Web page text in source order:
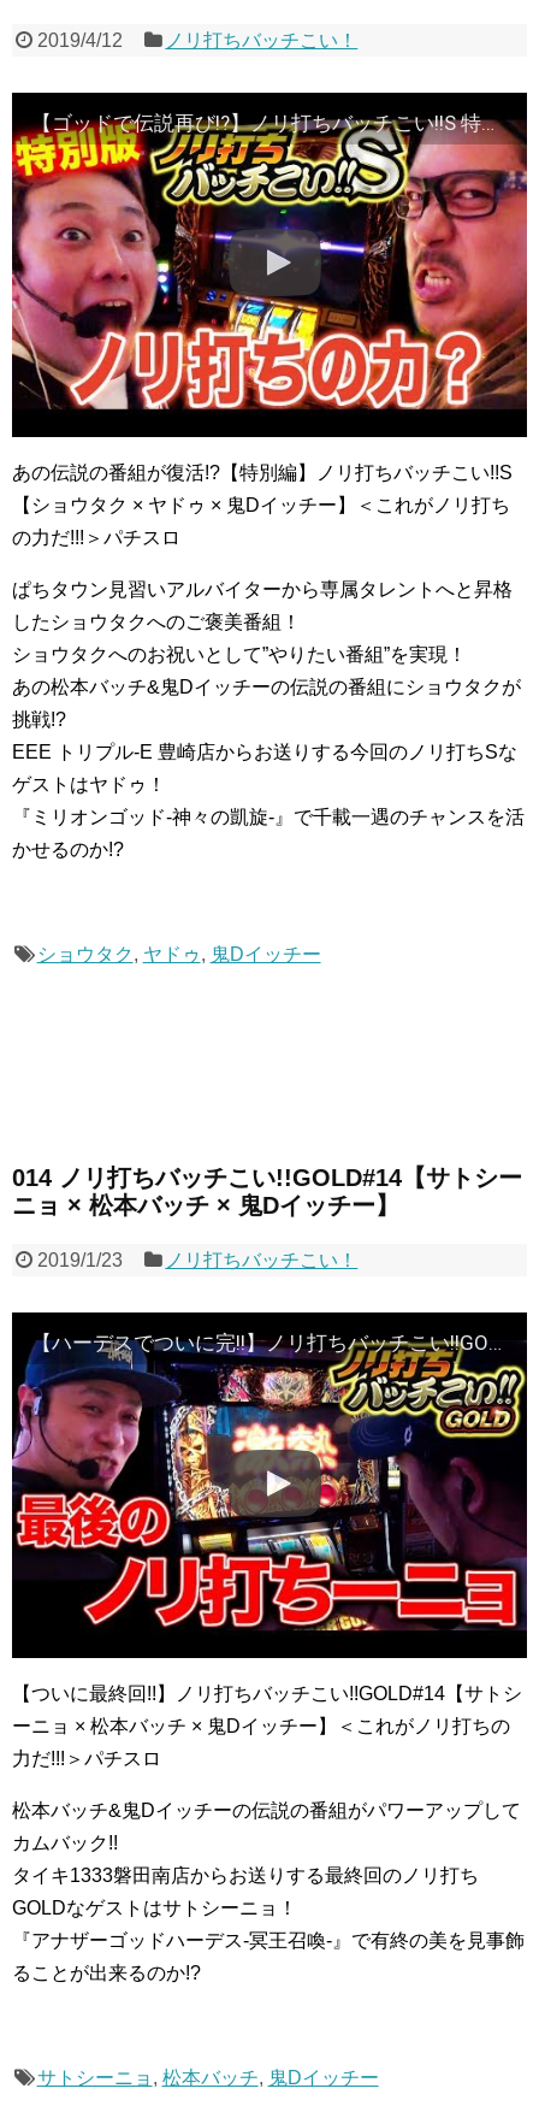
2019/4/12 ノリ打ちバッチこい！
【ゴッドで伝説再び!?】ノリ打ちバッチこい!!S 特別編＜マリブ鈴木・翔・鬼Dイッチー・リュウジ＞［パチンコ・パチスロ・スロット］
あの伝説の番組が復活!?【特別編】ノリ打ちバッチこい!!S
【ショウタク × ヤドゥ × 鬼Dイッチー】＜これがノリ打ち
の力だ!!!＞パチスロ
ぱちタウン見習いアルバイターから専属タレントへと昇格
したショウタクへのご褒美番組！
ショウタクへのお祝いとして”やりたい番組”を実現！
あの松本バッチ&鬼Dイッチーの伝説の番組にショウタクが
挑戦!?
EEE トリプル-E 豊崎店からお送りする今回のノリ打ちSな
ゲストはヤドゥ！
『ミリオンゴッド-神々の凱旋-』で千載一遇のチャンスを活
かせるのか!?
ショウタク , ヤドゥ , 鬼Dイッチー
014 ノリ打ちバッチこい!!GOLD#14【サトシー
ニョ × 松本バッチ × 鬼Dイッチー】
2019/1/23 ノリ打ちバッチこい！
【ハーデスでついに完!!】ノリ打ちバッチこい!!GOLD#14＜サトシーニョ・松本バッチ・鬼Dイッチー＞［パチンコ・パチスロ・スロット］
【ついに最終回!!】ノリ打ちバッチこい!!GOLD#14【サトシ
ーニョ × 松本バッチ × 鬼Dイッチー】＜これがノリ打ちの
力だ!!!＞パチスロ
松本バッチ&鬼Dイッチーの伝説の番組がパワーアップして
カムバック!!
タイキ1333磐田南店からお送りする最終回のノリ打ち
GOLDなゲストはサトシーニョ！
『アナザーゴッドハーデス-冥王召喚-』で有終の美を見事飾
ることが出来るのか!?
サトシーニョ , 松本バッチ, 鬼Dイッチー